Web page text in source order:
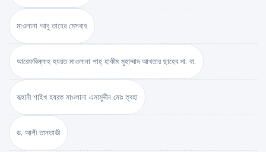
মাওলানা আবু তাহের মেসবাহ
আরেফবিল্লাহ হযরত মাওলানা শাহ্ হাকীম মুহাম্মাদ আখতার ছাহেব দা. বা.
রূহানী শাইখ হযরত মাওলানা এমামুদ্দীন মোঃ ত্বহা
ড. আলী তানতাভী